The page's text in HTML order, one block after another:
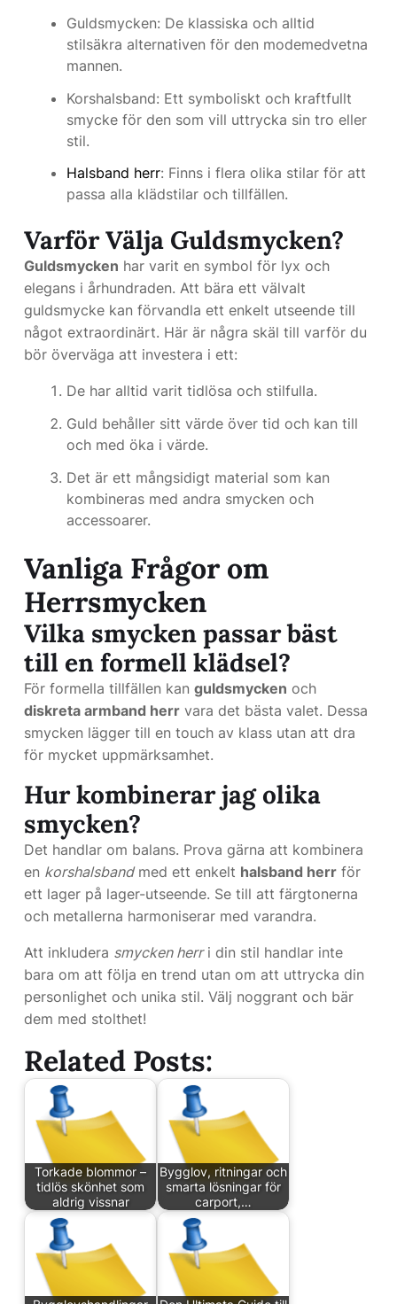
Guldsmycken: De klassiska och alltid
stilsäkra alternativen för den modemedvetna
mannen.
Korshalsband: Ett symboliskt och kraftfullt
smycke för den som vill uttrycka sin tro eller
stil.
Halsband herr: Finns i flera olika stilar för att
passa alla klädstilar och tillfällen.
Varför Välja Guldsmycken?
Guldsmycken har varit en symbol för lyx och
elegans i århundraden. Att bära ett välvalt
guldsmycke kan förvandla ett enkelt utseende till
något extraordinärt. Här är några skäl till varför du
bör överväga att investera i ett:
De har alltid varit tidlösa och stilfulla.
Guld behåller sitt värde över tid och kan till
och med öka i värde.
Det är ett mångsidigt material som kan
kombineras med andra smycken och
accessoarer.
Vanliga Frågor om
Herrsmycken
Vilka smycken passar bäst
till en formell klädsel?
För formella tillfällen kan guldsmycken och
diskreta armband herr vara det bästa valet. Dessa
smycken lägger till en touch av klass utan att dra
för mycket uppmärksamhet.
Hur kombinerar jag olika
smycken?
Det handlar om balans. Prova gärna att kombinera
en korshalsbandmed ett enkelt halsband herr för
ett lager på lager-utseende. Se till att färgtonerna
och metallerna harmoniserar med varandra.
Att inkludera smycken herri din stil handlar inte
bara om att följa en trend utan om att uttrycka din
personlighet och unika stil. Välj noggrant och bär
dem med stolthet!
Related Posts:
Torkade blommor –
tidlös skönhet som
aldrig vissnar
Bygglov, ritningar och
smarta lösningar för
carport,…